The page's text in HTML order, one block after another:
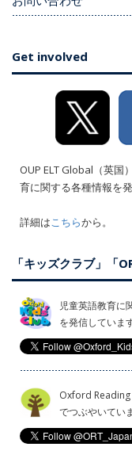
Get involved
OUP ELT Global（英国
育に関する各種情報を
詳細はこちらから。
「キッズクラブ」「
児童英語教育に
を発信しています
Oxford Reading
でつぶやいてい